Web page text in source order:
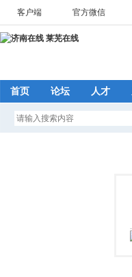
客户端 官方微信
首页 论坛 人才